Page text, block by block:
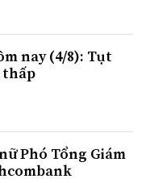
nay (4/8): Tụt
thấp
Phó Tổng Giám